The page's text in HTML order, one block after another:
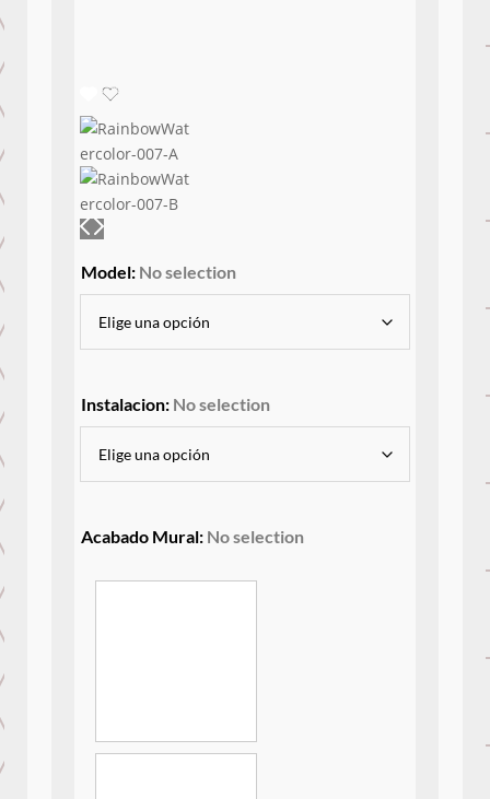
Model: No selection
Instalacion: No selection
Acabado Mural: No selection